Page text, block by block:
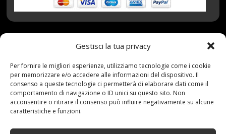
Gestisci la tua privacy
Per fornire le migliori esperienze, utilizziamo tecnologie come i cookie
per memorizzare e/o accedere alle informazioni del dispositivo. Il
consenso a queste tecnologie ci permetterà di elaborare dati come il
comportamento di navigazione o ID unici su questo sito. Non
acconsentire o ritirare il consenso può influire negativamente su alcune
caratteristiche e funzioni.
redazione
Catene,Gruppo, Neve,Omologate,PNEUMATICI ,
Speed
Categories: Shop
Articoli recenti